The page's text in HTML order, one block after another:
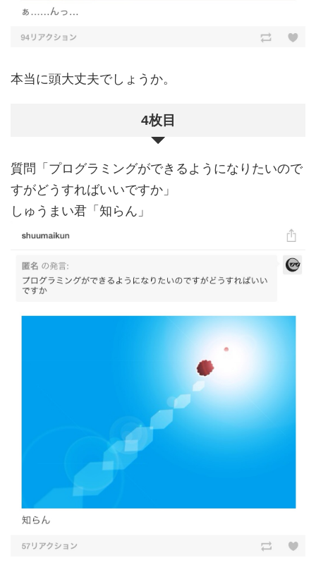
本当に頭大丈夫でしょうか。
4枚目
質問「プログラミングができるようになりたいので
すがどうすればいいですか」
しゅうまい君「知らん」